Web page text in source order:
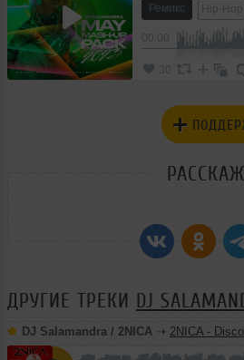
Ремикс Hip-Hop
30
ДРУГИЕ ТРЕКИ DJ
DJ Salamandra / 2NICA ➝ 2NICA - Disco Diving